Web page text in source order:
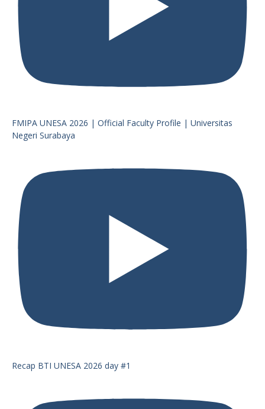
FMIPA UNESA 2026 | Official Faculty Profile | Universitas
Negeri Surabaya
Recap BTI UNESA 2026 day #1